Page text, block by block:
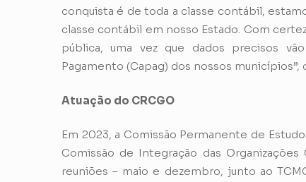
conquista é de toda a classe contábil,
classe contábil em nosso Estado. Com
pública, uma vez que dados precisos
Pagamento (Capag) dos nossos municípios”,
Atuação do CRCGO
Em 2023, a Comissão Permanente de
Comissão de Integração das
reuniões – maio e dezembro, junto ao